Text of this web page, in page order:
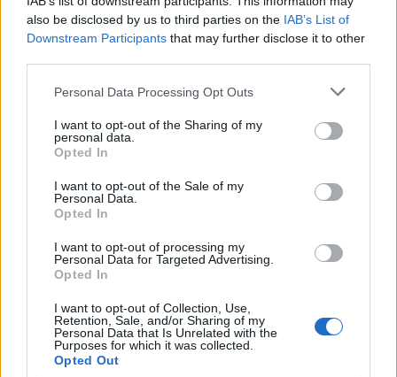
also be disclosed by us to third parties on the IAB’s List of
Downstream Participants that may further disclose it to other
Please note that this website/app uses one or more Google
not limited to your visit or usage behaviour. You may click to
grant or deny consent to Google and its third-party tags to
use your data for below specified purposes in below Google
consent section.
Personal Data Processing Opt Outs
I want to opt-out of the Sharing of my
personal data.
Opted In
I want to opt-out of the Sale of my
Personal Data.
Opted In
I want to opt-out of processing my
Personal Data for Targeted Advertising.
Opted In
I want to opt-out of Collection, Use,
Retention, Sale, and/or Sharing of my
Personal Data that Is Unrelated with the
Purposes for which it was collected.
Opted Out
Marketing en España
ECONOMÍA
Paros de Groundforce afectan vuelos y
equipajes en Madrid, Barcelona y otros